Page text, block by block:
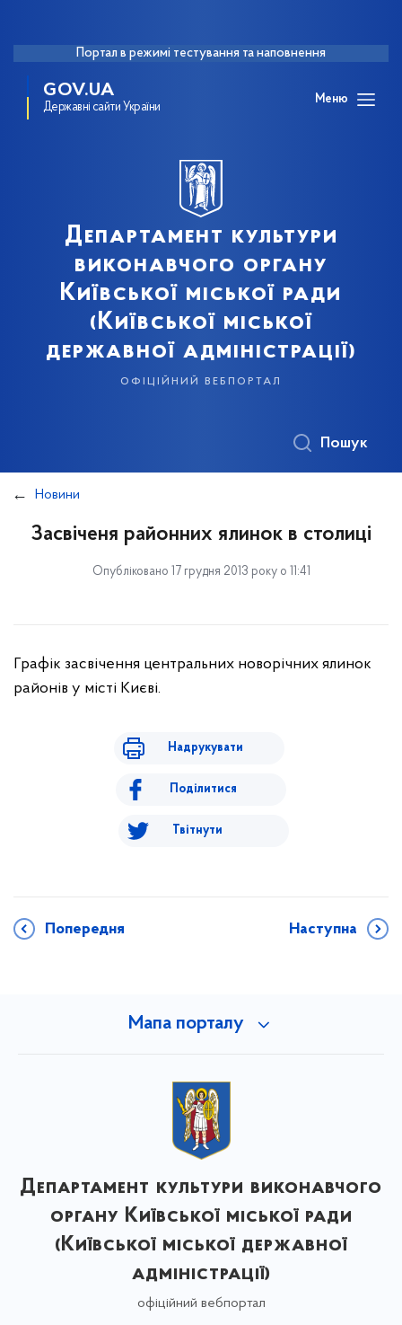
Портал в режимі тестування та наповнення
GOV.UA
Державні сайти України
Меню
Департамент культури
виконавчого органу
Київської міської ради
(Київської міської
державної адміністрації)
офіційний вебпортал
Пошук
Новини
Засвіченя районних ялинок в столиці
Опубліковано 17 грудня 2013 року о 11:41
Графік засвічення центральних новорічних ялинок
районів у місті Києві.
Надрукувати
Поділитися
Твітнути
Попередня Наступна
Мапа порталу
Департамент культури виконавчого
органу Київської міської ради
(Київської міської державної
адміністрації)
офіційний вебпортал